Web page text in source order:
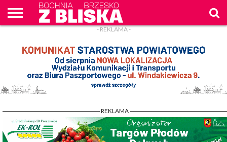
WPROST
REKLAM
- REKLAMA -
- REKLAMA -